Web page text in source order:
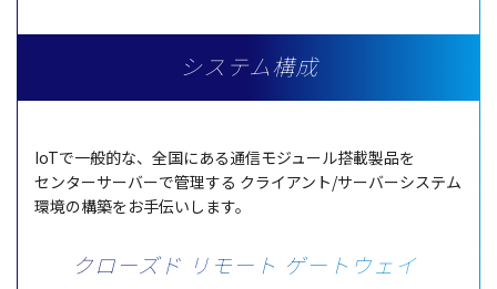
システム構成
IoTで一般的な、 全国にある通信モジュール搭載製品を
センターサーバーで管理する クライアント/サーバーシステム
環境の構築をお手伝いします。
クローズド リモート ゲートウェイ